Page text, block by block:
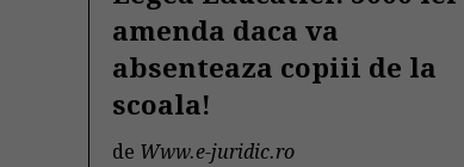
amenda daca va
absenteaza copiii de la
scoala!
de Www.e-juridic.ro